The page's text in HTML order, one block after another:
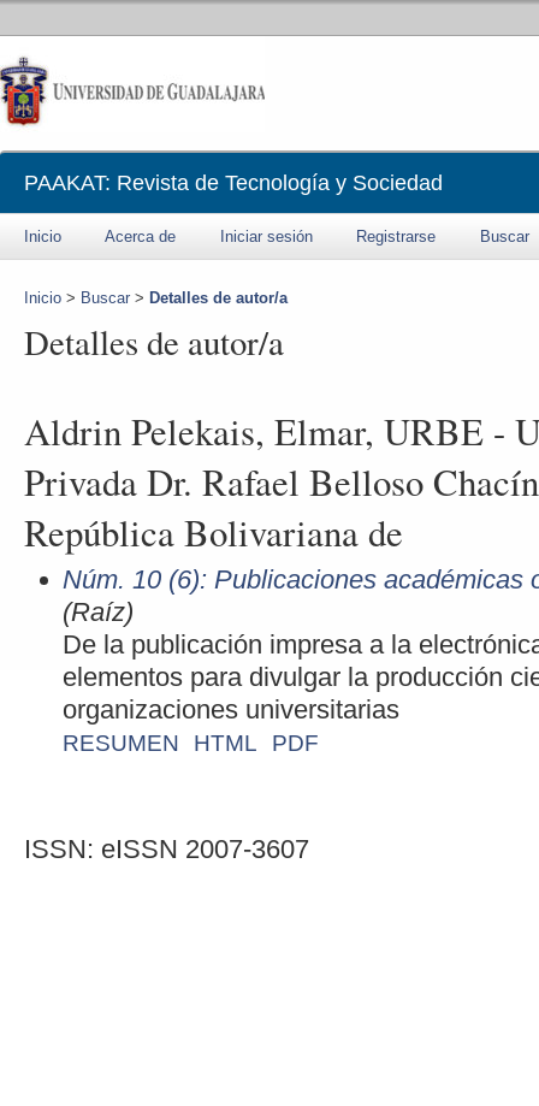
PAAKAT: Revista de Tecnología y Sociedad
Inicio Acerca de Iniciar sesión Registrarse Buscar
Inicio > Buscar > Detalles de autor/a
Detalles de autor/a
Aldrin Pelekais, Elmar, URBE -
Privada Dr. Rafael Belloso
República Bolivariana de
Núm. 10 (6): Publicaciones académicas
(Raíz)
De la publicación impresa a la
elementos para divulgar la producción
organizaciones universitarias
RESUMEN HTML PDF
ISSN: eISSN 2007-3607